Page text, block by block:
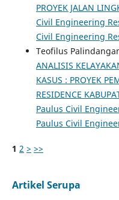
PROYEK JALAN
Civil Engineering
Civil Engineering
Teofilus
ANALISIS
KASUS : PROYEK
RESIDENCE
Paulus Civil
Paulus Civil
1 2 > >>
Artikel Serupa